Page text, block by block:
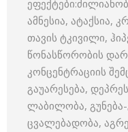
ამნესია, ატაქსია,
თავის ტკივილი,
წონასწორობის
კონცენტრაციის
გაუარესება,
ლაბილობა,
ცვალებადობა,